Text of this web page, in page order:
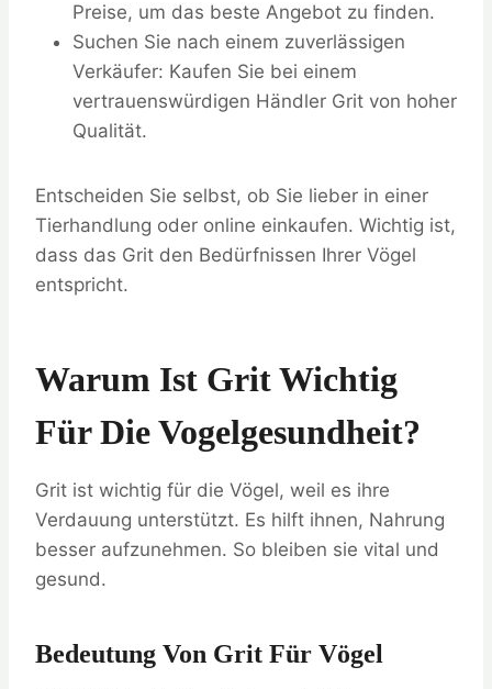
Preise, um das beste Angebot zu finden.
Suchen Sie nach einem zuverlässigen
Verkäufer: Kaufen Sie bei einem
vertrauenswürdigen Händler Grit von hoher
Qualität.
Entscheiden Sie selbst, ob Sie lieber in einer
Tierhandlung oder online einkaufen. Wichtig ist,
dass das Grit den Bedürfnissen Ihrer Vögel
entspricht.
Warum Ist Grit Wichtig
Für Die Vogelgesundheit?
Grit ist wichtig für die Vögel, weil es ihre
Verdauung unterstützt. Es hilft ihnen, Nahrung
besser aufzunehmen. So bleiben sie vital und
gesund.
Bedeutung Von Grit Für Vögel